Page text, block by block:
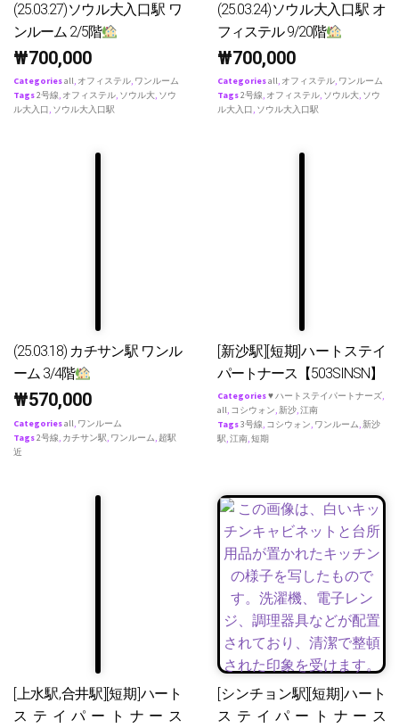
(25.03.27)ソウル大入口駅 ワ
ンルーム 2/5階
₩700,000
Categoriesall, オフィステル, ワンルーム
Tags2号線, オフィステル, ソウル大, ソウ
ル大入口, ソウル大入口駅
(25.03.24)ソウル大入口駅 オ
フィステル 9/20階
₩700,000
Categoriesall, オフィステル, ワンルーム
Tags2号線, オフィステル, ソウル大, ソウ
ル大入口, ソウル大入口駅
(25.03.18) カチサン駅 ワンル
ーム 3/4階
₩570,000
Categoriesall, ワンルーム
Tags2号線, カチサン駅, ワンルーム, 超駅
近
[新沙駅][短期]ハートステイ
パートナース【503SINSN】
Categories♥ ハートステイパートナーズ,
all, コシウォン,新沙,江南
Tags3号線, コシウォン, ワンルーム,新沙
駅,江南,短期
[上水駅,合井駅][短期]ハート
ステイパートナース
[シンチョン駅][短期]ハート
ステイパートナース